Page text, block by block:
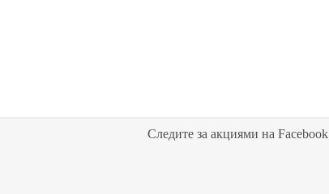
Следите за акциями на Facebook